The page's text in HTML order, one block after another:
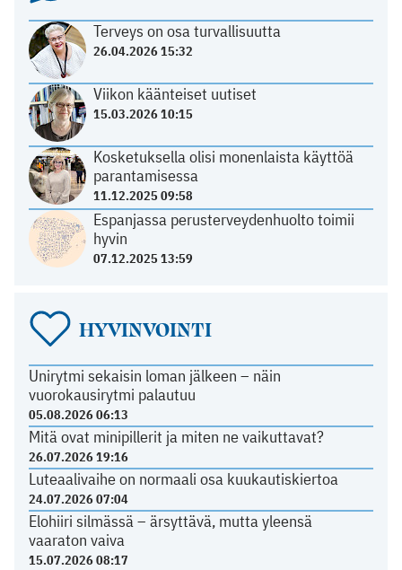
Terveys on osa turvallisuutta
26.04.2026 15:32
Viikon käänteiset uutiset
15.03.2026 10:15
Kosketuksella olisi monenlaista käyttöä
parantamisessa
11.12.2025 09:58
Espanjassa perusterveydenhuolto toimii
hyvin
07.12.2025 13:59
HYVINVOINTI
Unirytmi sekaisin loman jälkeen – näin
vuorokausirytmi palautuu
05.08.2026 06:13
Mitä ovat minipillerit ja miten ne vaikuttavat?
26.07.2026 19:16
Luteaalivaihe on normaali osa kuukautiskiertoa
24.07.2026 07:04
Elohiiri silmässä – ärsyttävä, mutta yleensä
vaaraton vaiva
15.07.2026 08:17